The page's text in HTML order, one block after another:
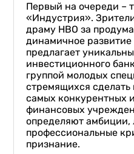
Первый на очереди –
«Индустрия».
драму НВО за
динамичное
предлагает
инвестиционного
группой молодых
стремящихся сделать
самых конкурентных
финансовых
определяют амбиции,
профессиональные
признание.